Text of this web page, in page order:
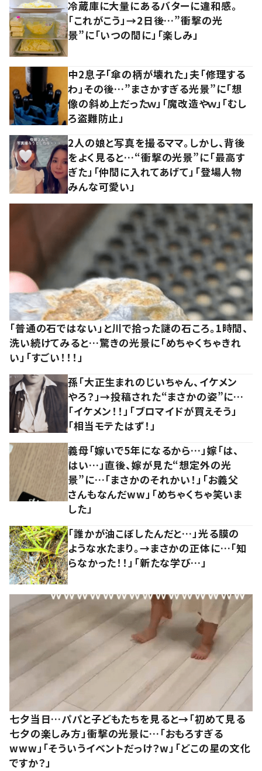
冷蔵庫に大量にあるバターに違和感。
「これがこう」→2日後…”衝撃の光
景”に「いつの間に」「楽しみ」
中2息子「傘の柄が壊れた」夫「修理する
わ」その後…”まさかすぎる光景”に「想
像の斜め上だったｗ」「魔改造やｗ」「むし
ろ盗難防止」
2人の娘と写真を撮るママ。しかし、背後
をよく見ると…“衝撃の光景”に「最高す
ぎた」「仲間に入れてあげて」「登場人物
みんな可愛い」
「普通の石ではない」と川で拾った謎の石ころ。1時間、
洗い続けてみると…驚きの光景に「めちゃくちゃきれ
い」「すごい！！！」
孫「大正生まれのじいちゃん、イケメン
やろ？」→投稿された“まさかの姿”に…
「イケメン！！」「ブロマイドが買えそう」
「相当モテたはず！」
義母「嫁いで5年になるから…」嫁「は、
はい…」直後、嫁が見た“想定外の光
景”に…「まさかのそれかい！」「お義父
さんもなんだww」「めちゃくちゃ笑いま
した」
「誰かが油こぼしたんだと…」光る膜の
ような水たまり。→まさかの正体に…「知
らなかった！！」「新たな学び…」
七夕当日…パパと子どもたちを見ると→「初めて見る
七夕の楽しみ方」衝撃の光景に…「おもろすぎる
www」「そういうイベントだっけ？w」「どこの星の文化
ですか？」